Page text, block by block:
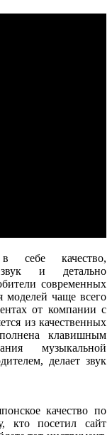
себе качество,
звук и детально
современных
моделей чаще всего
от компании с
из качественных
клавишным
музыкальной
делает звук
качество по
кто посетил сайт